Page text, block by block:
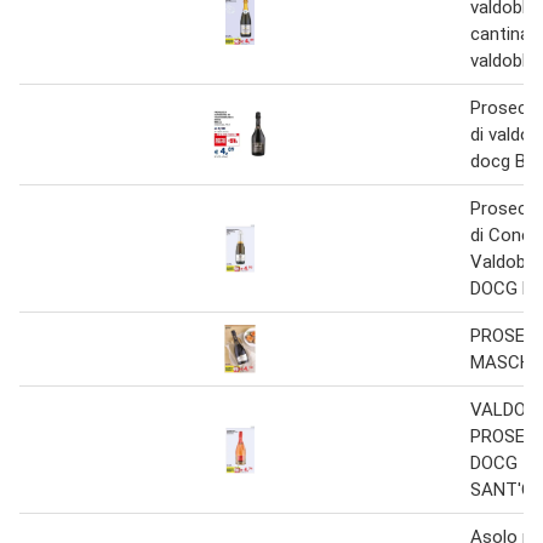
cantina
di
docg
di
DOCG
DOCG
Asolo